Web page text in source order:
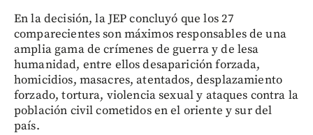
En la decisión, la JEP concluyó que los 27
comparecientes son máximos responsables de una
amplia gama de crímenes de guerra y de lesa
humanidad, entre ellos desaparición forzada,
homicidios, masacres, atentados, desplazamiento
forzado, tortura, violencia sexual y ataques contra la
población civil cometidos en el oriente y sur del
país.